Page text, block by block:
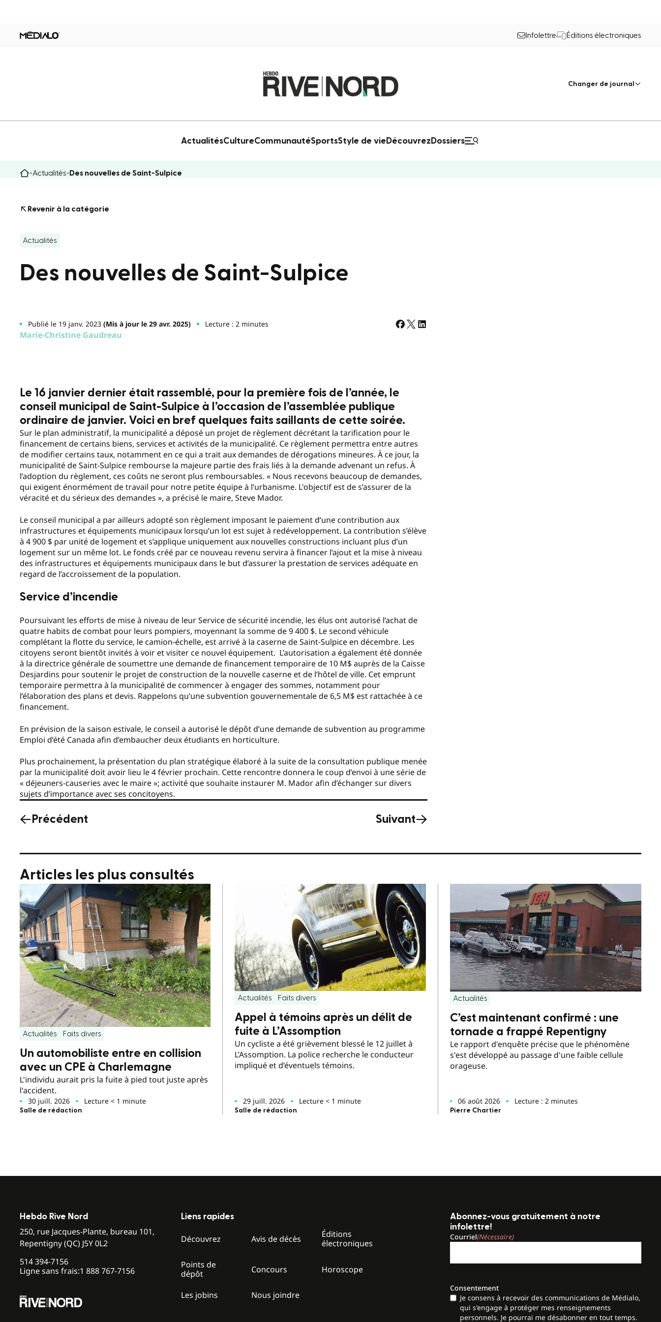
Infolettre Éditions électroniques
Changer de journal
ActualitésCultureCommunautéSportsStyle de vie Découvrez Dossiers
Actualités Des nouvelles de Saint-Sulpice
Revenir à la catégorie
Actualités
Des nouvelles de Saint-Sulpice
Publié le 19 janv. 2023(Mis à jour le 29 avr. 2025) Lecture : 2 minutes
Marie-Christine Gaudreau
Le 16 janvier dernier était rassemblé, pour la première fois de l’année, le
conseil municipal de Saint-Sulpice à l’occasion de l’assemblée publique
ordinaire de janvier. Voici en bref quelques faits saillants de cette soirée.
Sur le plan administratif, la municipalité a déposé un projet de règlement décrétant la tarification pour le
financement de certains biens, services et activités de la municipalité. Ce règlement permettra entre autres
de modifier certains taux, notamment en ce qui a trait aux demandes de dérogations mineures. À ce jour, la
municipalité de Saint-Sulpice rembourse la majeure partie des frais liés à la demande advenant un refus. À
l’adoption du règlement, ces coûts ne seront plus remboursables. « Nous recevons beaucoup de demandes,
qui exigent énormément de travail pour notre petite équipe à l’urbanisme. L'objectif est de s’assurer de la
véracité et du sérieux des demandes », a précisé le maire, Steve Mador.
Le conseil municipal a par ailleurs adopté son règlement imposant le paiement d’une contribution aux
infrastructures et équipements municipaux lorsqu’un lot est sujet à redéveloppement. La contribution s’élève
à 4 900 $ par unité de logement et s’applique uniquement aux nouvelles constructions incluant plus d’un
logement sur un même lot. Le fonds créé par ce nouveau revenu servira à financer l’ajout et la mise à niveau
des infrastructures et équipements municipaux dans le but d’assurer la prestation de services adéquate en
regard de l’accroissement de la population.
Service d’incendie
Poursuivant les efforts de mise à niveau de leur Service de sécurité incendie, les élus ont autorisé l’achat de
quatre habits de combat pour leurs pompiers, moyennant la somme de 9 400 $. Le second véhicule
complétant la flotte du service, le camion-échelle, est arrivé à la caserne de Saint-Sulpice en décembre. Les
citoyens seront bientôt invités à voir et visiter ce nouvel équipement. L’autorisation a également été donnée
à la directrice générale de soumettre une demande de financement temporaire de 10 M$ auprès de la Caisse
Desjardins pour soutenir le projet de construction de la nouvelle caserne et de l’hôtel de ville. Cet emprunt
temporaire permettra à la municipalité de commencer à engager des sommes, notamment pour
l’élaboration des plans et devis. Rappelons qu’une subvention gouvernementale de 6,5 M$ est rattachée à ce
financement.
En prévision de la saison estivale, le conseil a autorisé le dépôt d’une demande de subvention au programme
Emploi d’été Canada afin d’embaucher deux étudiants en horticulture.
Plus prochainement, la présentation du plan stratégique élaboré à la suite de la consultation publique menée
par la municipalité doit avoir lieu le 4 février prochain. Cette rencontre donnera le coup d’envoi à une série de
« déjeuners-causeries avec le maire »; activité que souhaite instaurer M. Mador afin d’échanger sur divers
sujets d’importance avec ses concitoyens.
Précédent Suivant
Articles les plus consultés
Actualités Faits divers
Un automobiliste entre en collision
avec un CPE à Charlemagne
L'individu aurait pris la fuite à pied tout juste après
l'accident.
30 juill. 2026 Lecture < 1 minute
Salle de rédaction
Actualités Faits divers
Appel à témoins après un délit de
fuite à L’Assomption
Un cycliste a été grièvement blessé le 12 juillet à
L’Assomption. La police recherche le conducteur
impliqué et d’éventuels témoins.
29 juill. 2026 Lecture < 1 minute
Salle de rédaction
Actualités
C’est maintenant confirmé : une
tornade a frappé Repentigny
Le rapport d'enquête précise que le phénomène
s'est développé au passage d'une faible cellule
orageuse.
06 août 2026 Lecture : 2 minutes
Pierre Chartier
Hebdo Rive Nord
250, rue Jacques-Plante, bureau 101,
Repentigny (QC) J5Y 0L2
514 394-7156
Ligne sans frais:1 888 767-7156
Liens rapides
Découvrez Avis de décès
Éditions
électroniques
Points de
dépôt
Concours Horoscope
Les jobins Nous joindre
Abonnez-vous gratuitement à notre
infolettre!
Courriel(Nécessaire)
Consentement
Je consens à recevoir des communications de Médialo,
qui s'engage à protéger mes renseignements
personnels. Je pourrai me désabonner en tout temps.